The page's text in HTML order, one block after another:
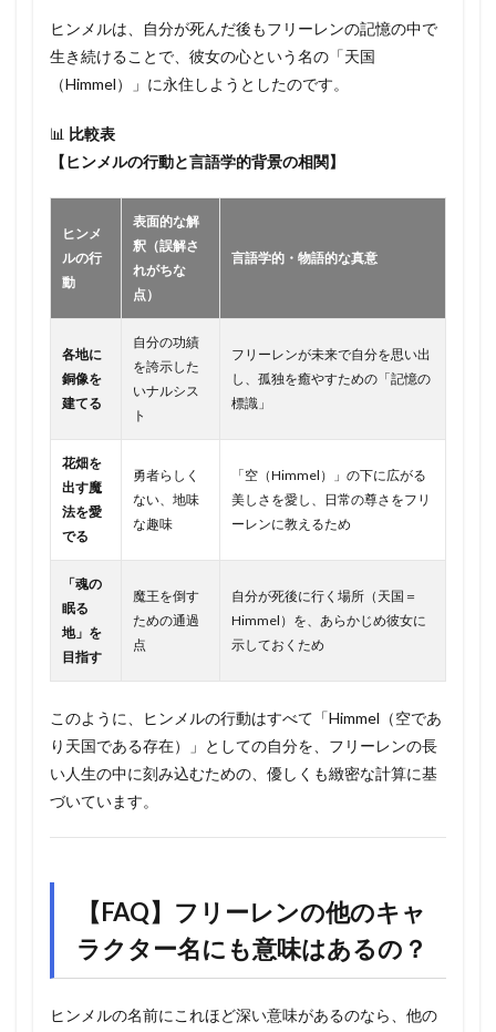
ヒンメルは、自分が死んだ後もフリーレンの記憶の中で
生き続けることで、彼女の心という名の「天国
（Himmel）」に永住しようとしたのです。
📊 比較表
【ヒンメルの行動と言語学的背景の相関】
ヒンメ
ルの行
動
表面的な解
釈（誤解さ
れがちな
点）
言語学的・物語的な真意
各地に
銅像を
建てる
自分の功績
を誇示した
いナルシス
ト
フリーレンが未来で自分を思い出
し、孤独を癒やすための「記憶の
標識」
花畑を
出す魔
法を愛
でる
勇者らしく
ない、地味
な趣味
「空（Himmel）」の下に広がる
美しさを愛し、日常の尊さをフリ
ーレンに教えるため
「魂の
眠る
地」を
目指す
魔王を倒す
ための通過
点
自分が死後に行く場所（天国＝
Himmel）を、あらかじめ彼女に
示しておくため
このように、ヒンメルの行動はすべて「Himmel（空であ
り天国である存在）」としての自分を、フリーレンの長
い人生の中に刻み込むための、優しくも緻密な計算に基
づいています。
【FAQ】フリーレンの他のキャ
ラクター名にも意味はあるの？
ヒンメルの名前にこれほど深い意味があるのなら、他の